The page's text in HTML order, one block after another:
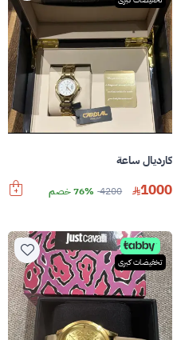
كارديال ساعة
1000
4200 76% خصم
تخفيضات كبرى